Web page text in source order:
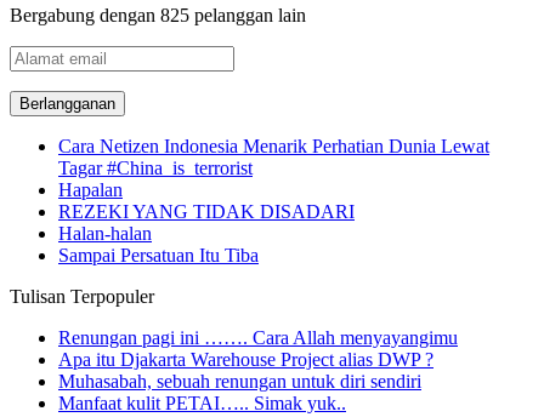
Bergabung dengan 825 pelanggan lain
Alamat
email
Cara Netizen Indonesia Menarik Perhatian Dunia Lewat
Tagar #China_is_terrorist
Hapalan
REZEKI YANG TIDAK DISADARI
Halan-halan
Sampai Persatuan Itu Tiba
Tulisan Terpopuler
Renungan pagi ini ……. Cara Allah menyayangimu
Apa itu Djakarta Warehouse Project alias DWP ?
Muhasabah, sebuah renungan untuk diri sendiri
Manfaat kulit PETAI….. Simak yuk..